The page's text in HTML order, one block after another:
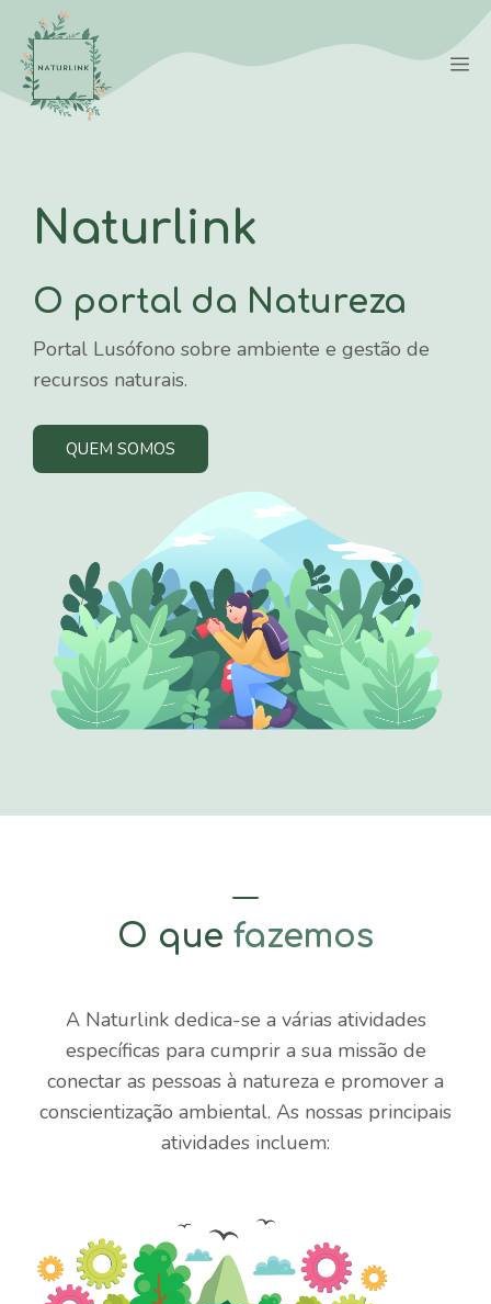
Saltar
para
conteúdo
Naturlink
O portal da Natureza
Portal Lusófono sobre ambiente e gestão de
recursos naturais.
QUEM SOMOS
O que fazemos
A Naturlink dedica-se a várias atividades
específicas para cumprir a sua missão de
conectar as pessoas à natureza e promover a
conscientização ambiental. As nossas principais
atividades incluem: